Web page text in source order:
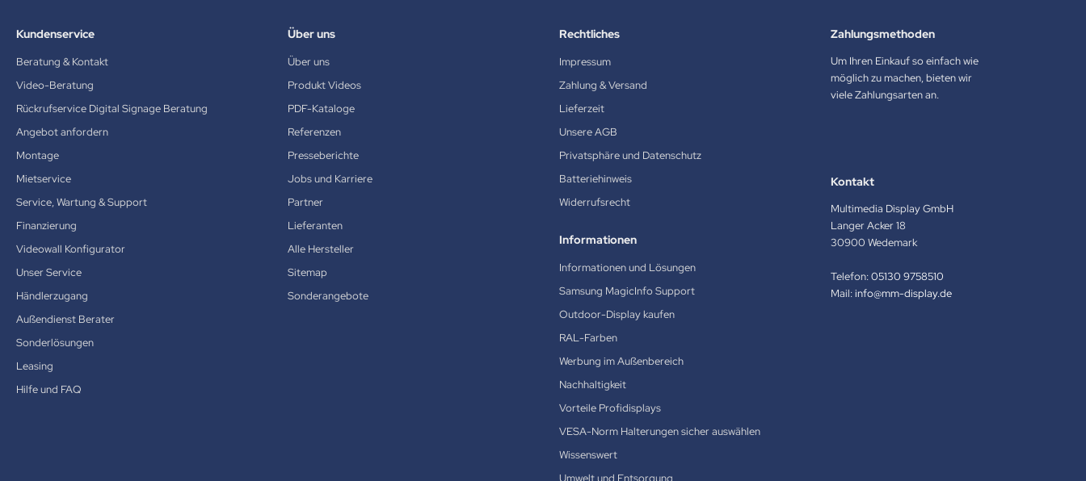
Kundenservice
Beratung & Kontakt
Video-Beratung
Rückrufservice Digital Signage Beratung
Angebot anfordern
Montage
Mietservice
Service, Wartung & Support
Finanzierung
Videowall Konfigurator
Unser Service
Händlerzugang
Außendienst Berater
Sonderlösungen
Leasing
Hilfe und FAQ
Über uns
Über uns
Produkt Videos
PDF-Kataloge
Referenzen
Presseberichte
Jobs und Karriere
Partner
Lieferanten
Alle Hersteller
Sitemap
Sonderangebote
Rechtliches
Impressum
Zahlung & Versand
Lieferzeit
Unsere AGB
Privatsphäre und Datenschutz
Batteriehinweis
Widerrufsrecht
Informationen
Informationen und Lösungen
Samsung MagicInfo Support
Outdoor-Display kaufen
RAL-Farben
Werbung im Außenbereich
Nachhaltigkeit
Vorteile Profidisplays
VESA-Norm Halterungen sicher auswählen
Wissenswert
Umwelt und Entsorgung
Zahlungsmethoden
Um Ihren Einkauf so einfach wie
möglich zu machen, bieten wir
viele Zahlungsarten an.
Kontakt
Multimedia Display GmbH
Langer Acker 18
30900 Wedemark
Telefon:05130 9758510
Mail:info@mm-display.de